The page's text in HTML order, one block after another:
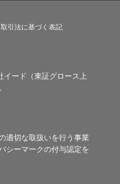
引法に基づく表記
イード（東証グロース上
適切な取扱いを行う事業
シーマークの付与認定を